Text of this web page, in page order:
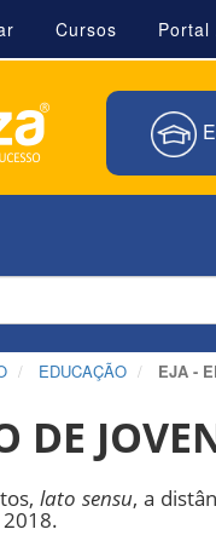
Cursos Portal
EDUCAÇÃO EJA -
DE
lato sensu, a
2018.